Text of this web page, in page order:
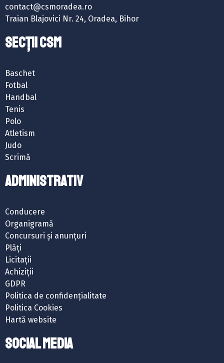
contact@csmoradea.ro
Traian Blajovici Nr. 24, Oradea, Bihor
SECȚII CSM
Baschet
Fotbal
Handbal
Tenis
Polo
Atletism
Judo
Scrimă
ADMINISTRATIV
Conducere
Organigramă
Concursuri și anunțuri
Plăți
Licitații
Achiziții
GDPR
Politica de confidențialitate
Politica Cookies
Hartă website
SOCIAL MEDIA